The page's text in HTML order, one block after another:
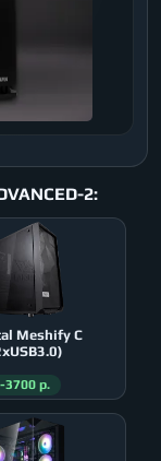
2:
C
-3700 р.